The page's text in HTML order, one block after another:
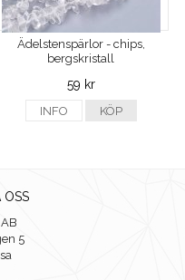
Ädelstenspärlor - chips,
bergskristall
59 kr
INFO KÖP
OSS
5